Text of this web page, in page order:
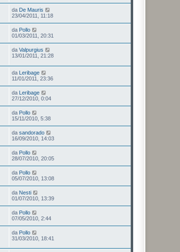
da De Mauris
23/04/2011, 11:18
da Pollo
01/03/2011, 20:31
da Valpurgius
13/01/2011, 21:28
da Leribage
11/01/2011, 23:36
da Leribage
27/12/2010, 0:04
da Pollo
15/11/2010, 5:38
da sandorado
16/09/2010, 14:03
da Pollo
28/07/2010, 20:05
da Pollo
05/07/2010, 13:08
da Nesti
01/07/2010, 13:39
da Pollo
07/05/2010, 2:44
da Pollo
31/03/2010, 18:41